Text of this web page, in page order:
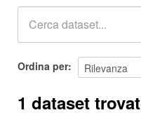
Ordina per
1 dataset